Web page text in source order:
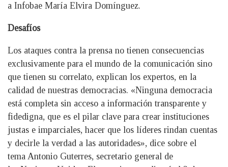
a Infobae María Elvira Domínguez.
Desafíos
Los ataques contra la prensa no tienen consecuencias
exclusivamente para el mundo de la comunicación sino
que tienen su correlato, explican los expertos, en la
calidad de nuestras democracias. «Ninguna democracia
está completa sin acceso a información transparente y
fidedigna, que es el pilar clave para crear instituciones
justas e imparciales, hacer que los líderes rindan cuentas
y decirle la verdad a las autoridades», dice sobre el
tema Antonio Guterres, secretario general de